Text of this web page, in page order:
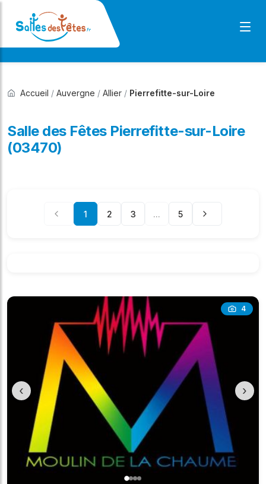
Accueil / Auvergne / Allier / Pierrefitte-sur-Loire
Salle des Fêtes Pierrefitte-sur-Loire
(03470)
1 2 3 ... 5
4
‹ ›